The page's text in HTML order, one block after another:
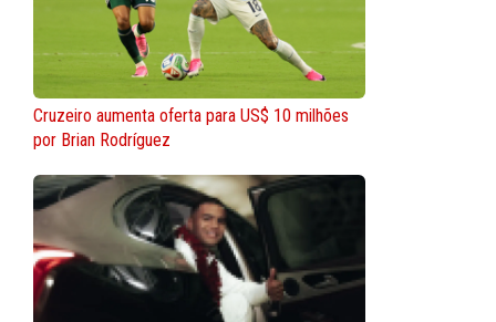
Cruzeiro aumenta oferta para US$ 10 milhões
por Brian Rodríguez